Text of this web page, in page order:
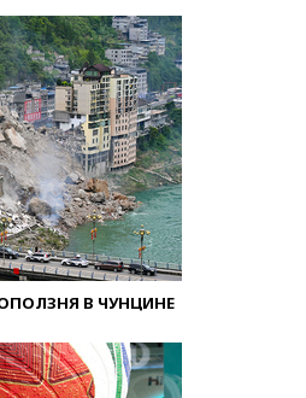
В ЧУНЦИНЕ